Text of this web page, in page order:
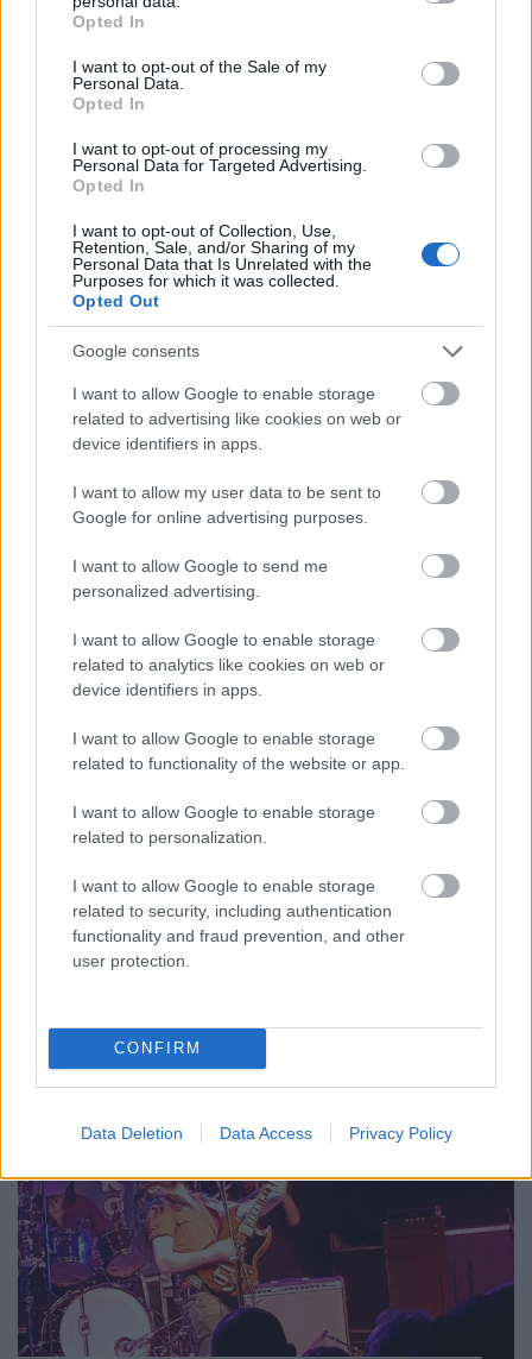
grant or deny consent to Google and its third-party tags to
use your data for below specified purposes in below Google
consent section.
Opted In
I want to opt-out of the Sale of my
Personal Data.
Opted In
I want to opt-out of processing my
Personal Data for Targeted Advertising.
Opted In
I want to opt-out of Collection, Use,
Retention, Sale, and/or Sharing of my
Personal Data that Is Unrelated with the
Purposes for which it was collected.
Opted Out
Google consents
I want to allow Google to enable storage
related to advertising like cookies on web or
device identifiers in apps.
I want to allow my user data to be sent to
Google for online advertising purposes.
I want to allow Google to send me
personalized advertising.
I want to allow Google to enable storage
related to analytics like cookies on web or
device identifiers in apps.
I want to allow Google to enable storage
related to functionality of the website or app.
I want to allow Google to enable storage
related to personalization.
I want to allow Google to enable storage
related to security, including authentication
functionality and fraud prevention, and other
user protection.
CONFIRM
Data Deletion Data Access Privacy Policy
a paksi Gastroblues Fesztiválon
chris576 •2023. július 01.
formációk számát, melyeket a szakma és a blues-
rocknak az idő előrehaladtával folyamatosan
csökkenő rajongótábora ugyan elismer és a
lehetőségeikhez képest felemel, de közel sem kapnak
akkora figyelmet, melyet valójában
megérdemelnének.
GASTROBLUES - 31. alkalommal
rendezik meg a legendás paksi
bluesfesztivált
chris576 •2023. június 20.
Hazánk legrégebb óta megrendezésre kerülő
bluesfesztiválján 31. alkalommal találkozhatnak a
blues, a jazz, a rock és a gasztronómia kedvelői
június utolsó és július első napjaiban Pakson.